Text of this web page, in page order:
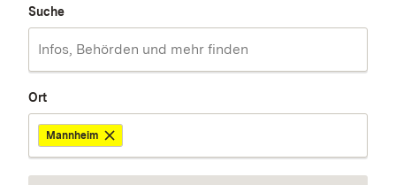
Suche
Ort
Mannheim